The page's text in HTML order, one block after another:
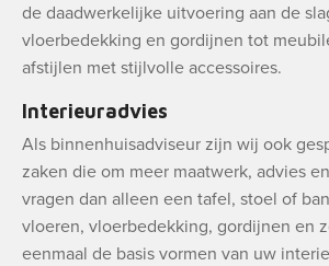
de daadwerkelijke uitvoering aan de
vloerbedekking en gordijnen tot
afstijlen met stijlvolle accessoires.
Interieuradvies
Als binnenhuisadviseur zijn wij ook
zaken die om meer maatwerk, advies
vragen dan alleen een tafel, stoel of
vloeren, vloerbedekking, gordijnen en
eenmaal de basis vormen van uw